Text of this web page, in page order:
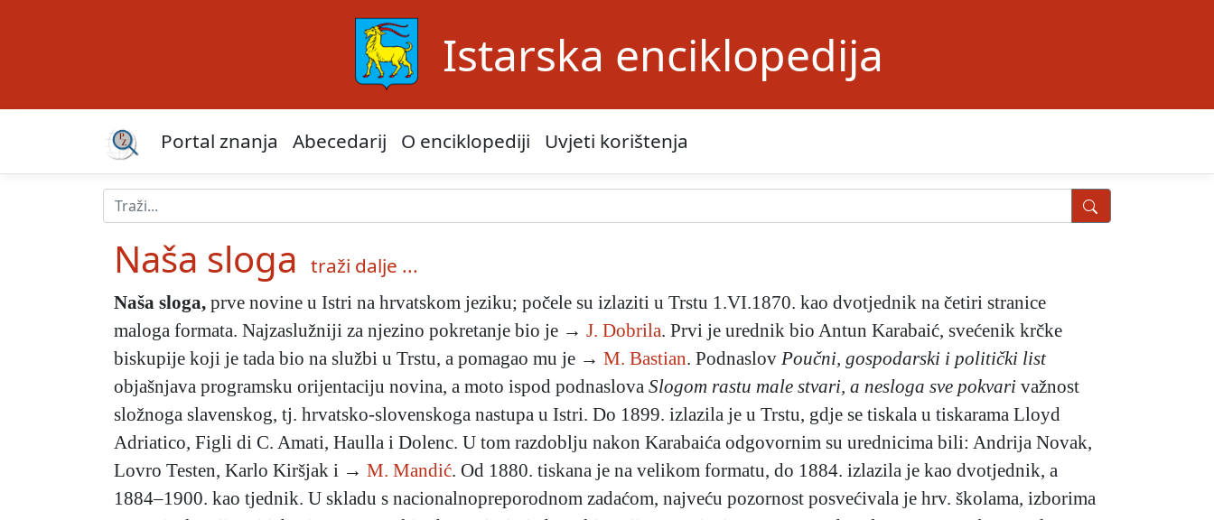
Istarska enciklopedija
Portal znanja Abecedarij O enciklopediji Uvjeti korištenja
Naša sloga traži dalje ...
Naša sloga, prve novine u Istri na hrvatskom jeziku; počele su izlaziti u Trstu 1.VI.1870. kao dvotjednik na četiri stranice
maloga formata. Najzaslužniji za njezino pokretanje bio je → J. Dobrila. Prvi je urednik bio Antun Karabaić, svećenik krčke
biskupije koji je tada bio na službi u Trstu, a pomagao mu je → M. Bastian. Podnaslov Poučni, gospodarski i politički list
objašnjava programsku orijentaciju novina, a moto ispod podnaslova Slogom rastu male stvari, a nesloga sve pokvari važnost
složnoga slavenskog, tj. hrvatsko-slovenskoga nastupa u Istri. Do 1899. izlazila je u Trstu, gdje se tiskala u tiskarama Lloyd
Adriatico, Figli di C. Amati, Haulla i Dolenc. U tom razdoblju nakon Karabaića odgovornim su urednicima bili: Andrija Novak,
Lovro Testen, Karlo Kiršjak i → M. Mandić. Od 1880. tiskana je na velikom formatu, do 1884. izlazila je kao dvotjednik, a
1884–1900. kao tjednik. U skladu s nacionalnopreporodnom zadaćom, najveću pozornost posvećivala je hrv. školama, izborima